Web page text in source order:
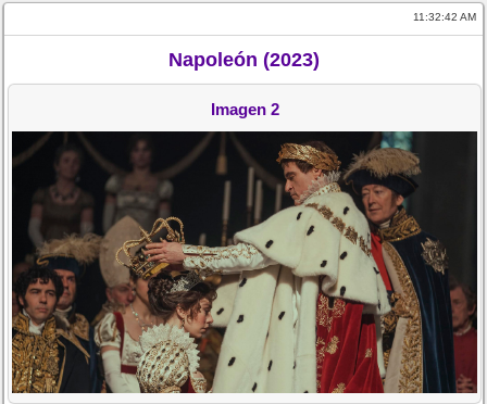
11:32:42 AM
Napoleón (2023)
Imagen 2